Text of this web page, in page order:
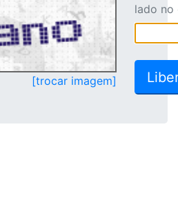
[trocar imagem]
lado no